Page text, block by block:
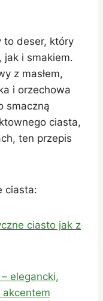
to deser, który
jak i smakiem.
z masłem,
i orzechowa
smaczną
ciasta,
ten przepis
ciasta:
ciasto jak z
elegancki,